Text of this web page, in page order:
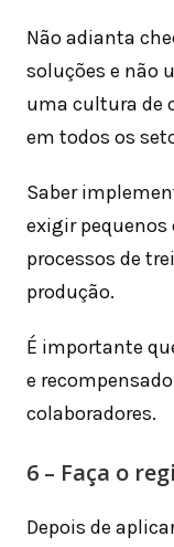
Não adianta
soluções e não
uma cultura de
em todos os
Saber
exigir
processos de
produção.
É importante
e
colaboradores.
6 – Faça o
Depois de